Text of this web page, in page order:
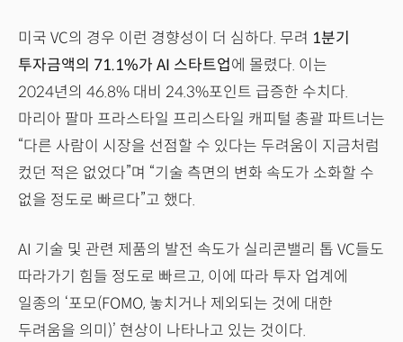
미국 VC의 경우 이런 경향성이 더 심하다. 무려 1분기
투자금액의 71.1%가 AI 스타트업에 몰렸다. 이는
2024년의 46.8% 대비 24.3%포인트 급증한 수치다.
마리아 팔마 프라스타일 프리스타일 캐피털 총괄 파트너는
“다른 사람이 시장을 선점할 수 있다는 두려움이 지금처럼
컸던 적은 없었다”며 “기술 측면의 변화 속도가 소화할 수
없을 정도로 빠르다”고 했다.
AI 기술 및 관련 제품의 발전 속도가 실리콘밸리 톱 VC들도
따라가기 힘들 정도로 빠르고, 이에 따라 투자 업계에
일종의 ‘포모(FOMO, 놓치거나 제외되는 것에 대한
두려움을 의미)’ 현상이 나타나고 있는 것이다.